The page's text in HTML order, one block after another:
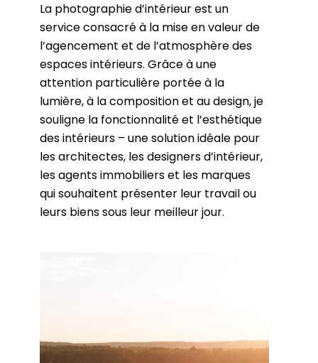
La photographie d’intérieur est un
service consacré à la mise en valeur de
l’agencement et de l’atmosphère des
espaces intérieurs. Grâce à une
attention particulière portée à la
lumière, à la composition et au design, je
souligne la fonctionnalité et l’esthétique
des intérieurs – une solution idéale pour
les architectes, les designers d’intérieur,
les agents immobiliers et les marques
qui souhaitent présenter leur travail ou
leurs biens sous leur meilleur jour.